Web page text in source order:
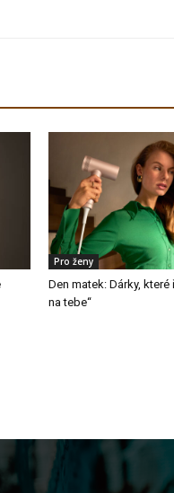
Pro ženy
Den matek: Dárky, které
na tebe“